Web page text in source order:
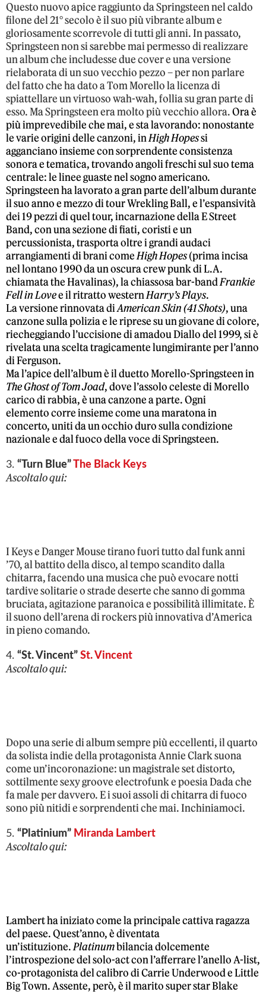
Questo nuovo apice raggiunto da Springsteen nel caldo
filone del 21° secolo è il suo più vibrante album e
gloriosamente scorrevole di tutti gli anni. In passato,
Springsteen non si sarebbe mai permesso di realizzare
un album che includesse due cover e una versione
rielaborata di un suo vecchio pezzo – per non parlare
del fatto che ha dato a Tom Morello la licenza di
spiattellare un virtuoso wah-wah, follia su gran parte di
esso. Ma Springsteen era molto più vecchio allora.Ora è
più imprevedibile che mai, e sta lavorando: nonostante
le varie origini delle canzoni, inHigh Hopessi
agganciano insieme con sorprendente consistenza
sonora e tematica, trovando angoli freschi sul suo tema
centrale: le linee guaste nel sogno americano.
Springsteen ha lavorato a gran parte dell’album durante
il suo anno e mezzo di tour Wrekling Ball, e l’espansività
dei 19 pezzi di quel tour, incarnazione della E Street
Band, con una sezione di fiati, coristi e un
percussionista, trasporta oltre i grandi audaci
arrangiamenti di brani comeHigh Hopes(prima incisa
nel lontano 1990 da un oscura crew punk di L.A.
chiamata the Havalinas), la chiassosa bar-bandFrankie
Fell in Lovee il ritratto westernHarry’s Plays.
La versione rinnovata diAmerican Skin (41 Shots), una
canzone sulla polizia e le riprese su un giovane di colore,
riecheggiando l’uccisione di amadou Diallo del 1999, si è
rivelata una scelta tragicamente lungimirante per l’anno
di Ferguson.
Ma l’apice dell’album è il duetto Morello-Springsteen in
The Ghost of Tom Joad, dove l’assolo celeste di Morello
carico di rabbia, è una canzone a parte. Ogni
elemento corre insieme come una maratona in
concerto, uniti da un occhio duro sulla condizione
nazionale e dal fuoco della voce di Springsteen.
3. “Turn Blue” The Black Keys
Ascoltalo qui:
I Keys e Danger Mouse tirano fuori tutto dal funk anni
’70, al battito della disco, al tempo scandito dalla
chitarra, facendo una musica che può evocare notti
tardive solitarie o strade deserte che sanno di gomma
bruciata, agitazione paranoica e possibilità illimitate. È
il suono dell’arena di rockers più innovativa d’America
in pieno comando.
4. “St. Vincent” St. Vincent
Ascoltalo qui:
Dopo una serie di album sempre più eccellenti, il quarto
da solista indie della protagonista Annie Clark suona
come un’incoronazione: un magistrale set distorto,
sottilmente sexy groove electrofunk e poesia Dada che
fa male per davvero. E i suoi assoli di chitarra di fuoco
sono più nitidi e sorprendenti che mai. Inchiniamoci.
5. “Platinium” Miranda Lambert
Ascoltalo qui:
Lambert ha iniziato come la principale cattiva ragazza
del paese. Quest’anno, è diventata
un’istituzione.Platinumbilancia dolcemente
l’introspezione del solo-act con l’afferrare l’anello A-list,
co-protagonista del calibro di Carrie Underwood e Little
Big Town. Assente, però, è il marito super star Blake